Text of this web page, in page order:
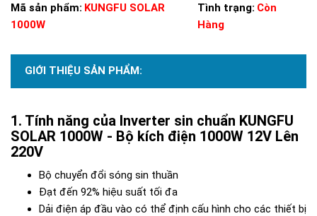
Mã sản phẩm: KUNGFU SOLAR
1000W
Tình trạng: Còn
Hàng
GIỚI THIỆU SẢN PHẨM:
Tính năng của Inverter sin chuẩn KUNGFU
SOLAR 1000W - Bộ kích điện 1000W 12V Lên
220V
Bộ chuyển đổi sóng sin thuần
Đạt đến 92% hiệu suất tối đa
Dải điện áp đầu vào có thể định cấu hình cho các thiết bị